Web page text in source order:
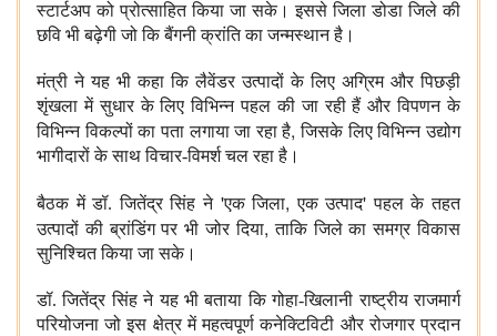
स्टार्टअप को प्रोत्साहित किया जा सके। इससे जिला डोडा जिले की
छवि भी बढ़ेगी जो कि बैंगनी क्रांति का जन्मस्थान है।
मंत्री ने यह भी कहा कि लैवेंडर उत्पादों के लिए अग्रिम और पिछड़ी
शृंखला में सुधार के लिए विभिन्न पहल की जा रही हैं और विपणन के
विभिन्न विकल्पों का पता लगाया जा रहा है,जिसके लिए विभिन्न उद्योग
भागीदारों के साथ विचार-विमर्श चल रहा है।
बैठक में डॉ. जितेंद्र सिंह ने 'एक जिला,एक उत्पाद'पहल के तहत
उत्पादों की ब्रांडिंग पर भी जोर दिया,ताकि जिले का समग्र विकास
सुनिश्चित किया जा सके।
डॉ. जितेंद्र सिंह ने यह भी बताया कि गोहा-खिलानी राष्ट्रीय राजमार्ग
परियोजना जो इस क्षेत्र में महत्वपूर्ण कनेक्टिविटी और रोजगार प्रदान